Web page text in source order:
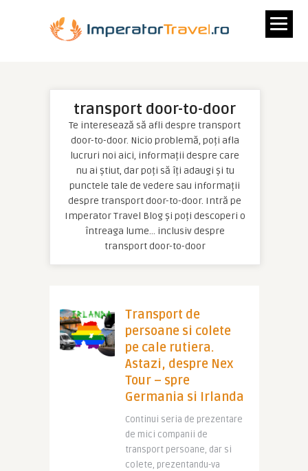
transport door-to-door
Te interesează să afli despre transport
door-to-door. Nicio problemă, poți afla
lucruri noi aici, informații despre care
nu ai știut, dar poți să îți adaugi și tu
punctele tale de vedere sau informații
despre transport door-to-door. Intră pe
Imperator Travel Blog și poți descoperi o
întreaga lume… inclusiv despre
transport door-to-door
Transport de
persoane si colete
pe cale rutiera.
Astazi, despre Nex
Tour – spre
Germania si Irlanda
Continui seria de prezentare
de mici companii de
transport persoane, dar si
colete, prezentandu-va